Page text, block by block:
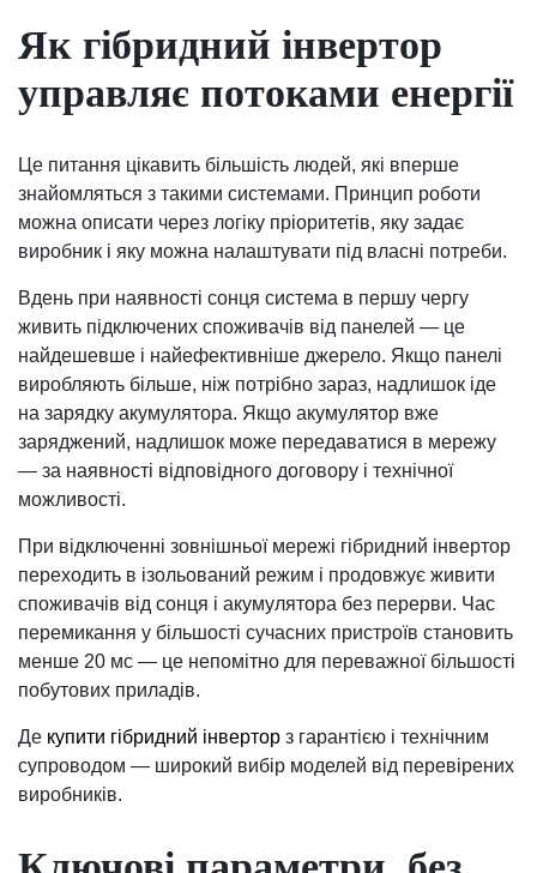
Як гібридний інвертор
управляє потоками енергії
Це питання цікавить більшість людей, які вперше
знайомляться з такими системами. Принцип роботи
можна описати через логіку пріоритетів, яку задає
виробник і яку можна налаштувати під власні потреби.
Вдень при наявності сонця система в першу чергу
живить підключених споживачів від панелей — це
найдешевше і найефективніше джерело. Якщо панелі
виробляють більше, ніж потрібно зараз, надлишок іде
на зарядку акумулятора. Якщо акумулятор вже
заряджений, надлишок може передаватися в мережу
— за наявності відповідного договору і технічної
можливості.
При відключенні зовнішньої мережі гібридний інвертор
переходить в ізольований режим і продовжує живити
споживачів від сонця і акумулятора без перерви. Час
перемикання у більшості сучасних пристроїв становить
менше 20 мс — це непомітно для переважної більшості
побутових приладів.
Де купити гібридний інвертор з гарантією і технічним
супроводом — широкий вибір моделей від перевірених
виробників.